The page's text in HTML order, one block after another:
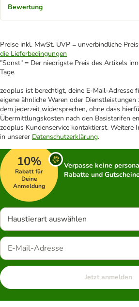
Bewertung
Preise inkl. MwSt. UVP = unverbindliche
die Lieferbedingungen
"Sonst" = Der niedrigste Preis des Artikels
Tage.
zooplus ist berechtigt, deine E-Mail-Adresse
eigene ähnliche Waren oder
dem jederzeit widersprechen, ohne dass
Übermittlungskosten nach den Basistarifen
zooplus Kundenservice kontaktierst. Weitere
in unserer Datenschutzerklärung.
10%
Rabatt für
Deine
Anmeldung
Verpasse keine
Rabatte und
Haustierart auswählen
Jetzt anmelden